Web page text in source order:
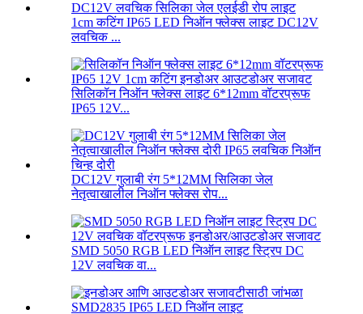
1cm कटिंग IP65 LED निऑन फ्लेक्स लाइट DC12V
लवचिक ...
सिलिकॉन निऑन फ्लेक्स लाइट 6*12mm वॉटरप्रूफ
IP65 12V...
DC12V गुलाबी रंग 5*12MM सिलिका जेल
नेतृत्वाखालील निऑन फ्लेक्स रोप...
SMD 5050 RGB LED निऑन लाइट स्ट्रिप DC
12V लवचिक वा...